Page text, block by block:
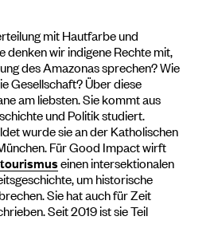
mit Hautfarbe und
denken wir indigene Rechte mit,
des Amazonas sprechen? Wie
Gesellschaft? Über diese
am liebsten. Sie kommt aus
und Politik studiert.
wurde sie an der Katholischen
Für Good Impact wirft
einen intersektionalen
um historische
Sie hat auch für Zeit
Seit 2019 ist sie Teil